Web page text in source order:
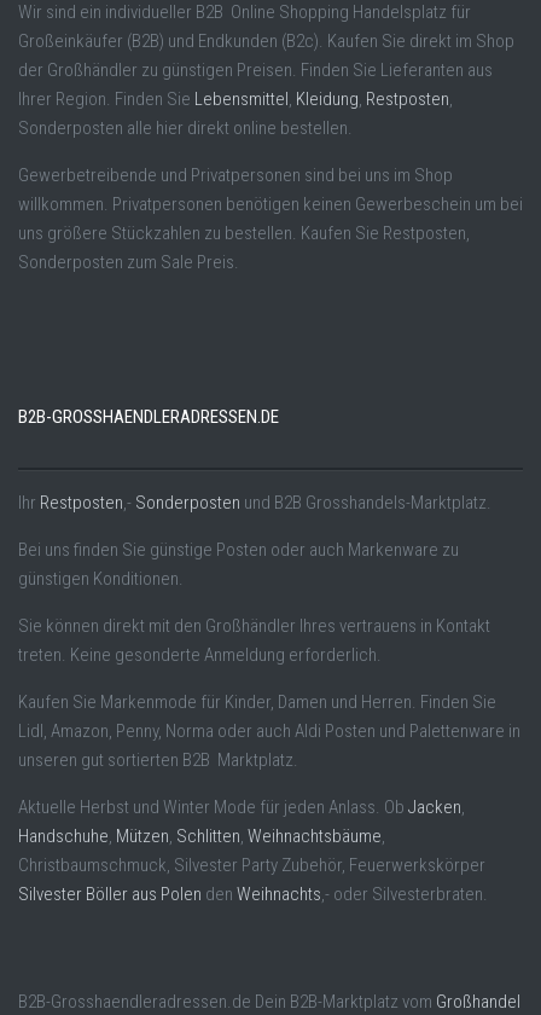
Wir sind ein individueller B2B Online Shopping Handelsplatz für
Großeinkäufer (B2B) und Endkunden (B2c). Kaufen Sie direkt im Shop
der Großhändler zu günstigen Preisen. Finden Sie Lieferanten aus
Ihrer Region. Finden Sie Lebensmittel , Kleidung, Restposten,
Sonderposten alle hier direkt online bestellen.
Gewerbetreibende und Privatpersonen sind bei uns im Shop
willkommen. Privatpersonen benötigen keinen Gewerbeschein um bei
uns größere Stückzahlen zu bestellen. Kaufen Sie Restposten,
Sonderposten zum Sale Preis.
B2B-GROSSHAENDLERADRESSEN.DE
Ihr Restposten,- Sonderposten und B2B Grosshandels-Marktplatz.
Bei uns finden Sie günstige Posten oder auch Markenware zu
günstigen Konditionen.
Sie können direkt mit den Großhändler Ihres vertrauens in Kontakt
treten. Keine gesonderte Anmeldung erforderlich.
Kaufen Sie Markenmode für Kinder, Damen und Herren. Finden Sie
Lidl, Amazon, Penny, Norma oder auch Aldi Posten und Palettenware in
unseren gut sortierten B2B Marktplatz.
Aktuelle Herbst und Winter Mode für jeden Anlass. Ob Jacken,
Handschuhe, Mützen, Schlitten, Weihnachtsbäume,
Christbaumschmuck, Silvester Party Zubehör, Feuerwerkskörper
Silvester Böller aus Polen den Weihnachts,- oder Silvesterbraten.
B2B-Grosshaendleradressen.de Dein B2B-Marktplatz vom Großhandel